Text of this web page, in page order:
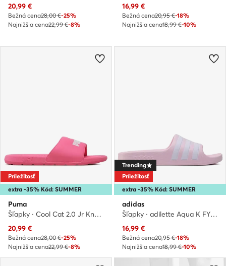
Aktuálna cena
20,99 €
Bežná cena28,00 €-25%
Najnižšia cena22,99 €-8%
Aktuálna cena
16,99 €
Bežná cena20,95 €-18%
Najnižšia cena18,99 €-10%
extra -35% Kód: SUMMER
Príležitosť
Puma
Šľapky · Cool Cat 2.0 Jr Knockout 39088108 · Ružová
Aktuálna cena
20,99 €
Bežná cena28,00 €-25%
Najnižšia cena22,99 €-8%
extra -35% Kód: SUMMER
Trending
Príležitosť
adidas
Šľapky · adilette Aqua K FY8072 · Ružová
Aktuálna cena
16,99 €
Bežná cena20,95 €-18%
Najnižšia cena18,99 €-10%